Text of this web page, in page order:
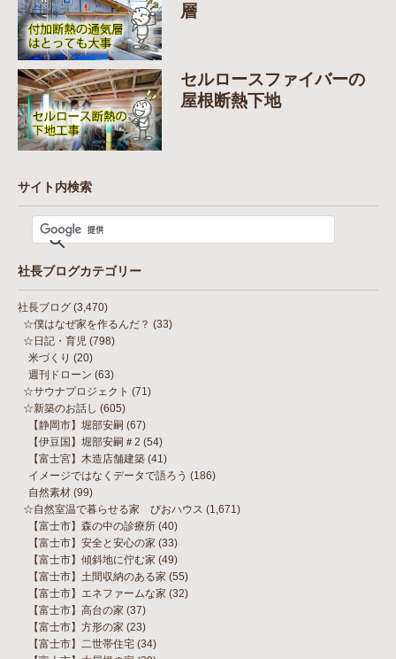
層
セルロースファイバーの
屋根断熱下地
サイト内検索
社長ブログカテゴリー
社長ブログ (3,470)
☆僕はなぜ家を作るんだ？ (33)
☆日記・育児 (798)
米づくり (20)
週刊ドローン (63)
☆サウナプロジェクト (71)
☆新築のお話し (605)
【静岡市】堀部安嗣 (67)
【伊豆国】堀部安嗣＃2 (54)
【富士宮】木造店舗建築 (41)
イメージではなくデータで語ろう (186)
自然素材 (99)
☆自然室温で暮らせる家 びおハウス (1,671)
【富士市】森の中の診療所 (40)
【富士市】安全と安心の家 (33)
【富士市】傾斜地に佇む家 (49)
【富士市】土間収納のある家 (55)
【富士市】エネファームな家 (32)
【富士市】高台の家 (37)
【富士市】方形の家 (23)
【富士市】二世帯住宅 (34)